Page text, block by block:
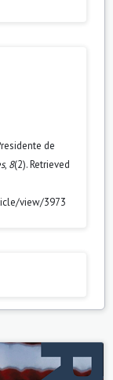
de
, 8(2). Retrieved
view/3973